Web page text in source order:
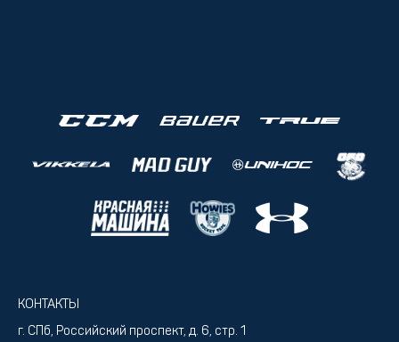
КОНТАКТЫ
г. СПб, Российский проспект, д. 6, стр. 1